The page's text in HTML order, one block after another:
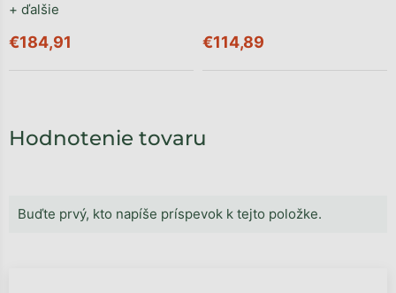
Hodnotenie tovaru
Buďte prvý, kto napíše príspevok k tejto položke.
+ ďalšie
€184,91 €114,89